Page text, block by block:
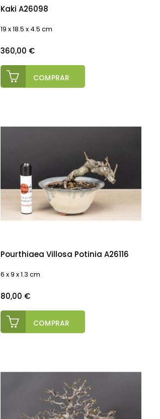
Kaki A26098
19 x 18.5 x 4.5 cm
Precio
360,00 €
COMPRAR
Pourthiaea Villosa Potinia A26116
6 x 9 x 1.3 cm
Precio
80,00 €
COMPRAR